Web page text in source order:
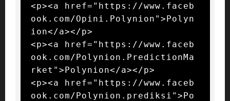
<p><a href="https://www.faceb
ook.com/Opini.Polynion">Polyn
ion</a></p>
<p><a href="https://www.faceb
ook.com/Polynion.PredictionMa
rket">Polynion</a></p>
<p><a href="https://www.faceb
ook.com/Polynion.prediksi">Po